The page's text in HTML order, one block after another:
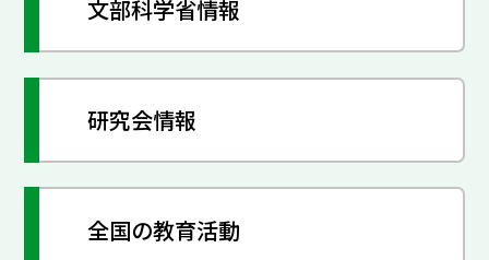
文部科学省情報
研究会情報
全国の教育活動